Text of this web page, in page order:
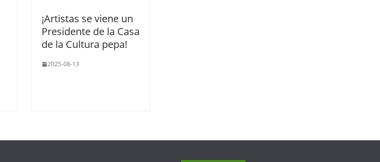
¡Artistas se viene un
Presidente de la Casa
de la Cultura pepa!
2025-08-13